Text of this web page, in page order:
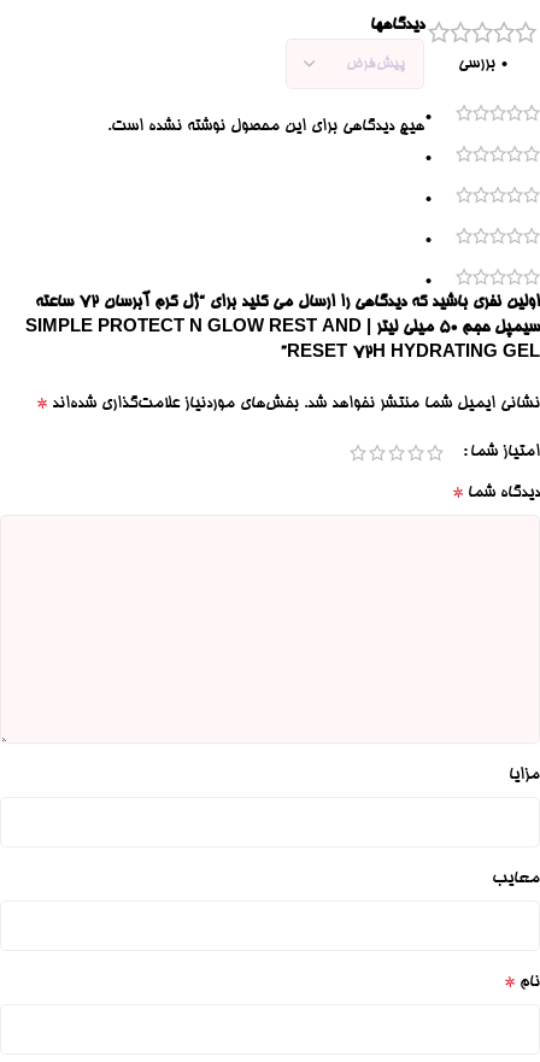
0 بررسی
0
0
0
0
0
دیدگاهها
هیچ دیدگاهی برای این محصول نوشته نشده است.
اولین نفری باشید که دیدگاهی را ارسال می کنید برای “ژل کرم آبرسان 72 ساعته
سیمپل حجم 50 میلی لیتر | SIMPLE PROTECT N GLOW REST AND
RESET 72H HYDRATING GEL”
نشانی ایمیل شما منتشر نخواهد شد. بخش‌های موردنیاز علامت‌گذاری شده‌اند *
امتیاز شما
دیدگاه شما *
مزایا
معایب
نام *